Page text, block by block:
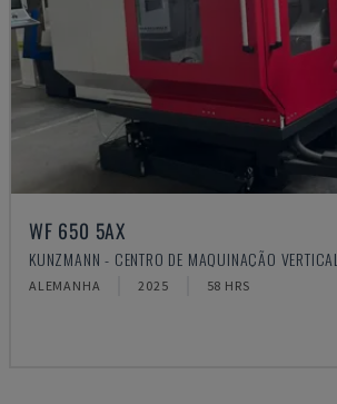
WF 650 5AX
KUNZMANN - CENTRO DE MAQUINAÇÃO VERTICAL
ALEMANHA 2025 58 HRS